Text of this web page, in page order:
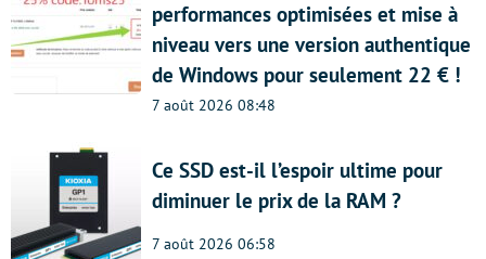
performances optimisées et mise à
niveau vers une version authentique
de Windows pour seulement 22 € !
7 août 2026 08:48
Ce SSD est-il l’espoir ultime pour
diminuer le prix de la RAM ?
7 août 2026 06:58